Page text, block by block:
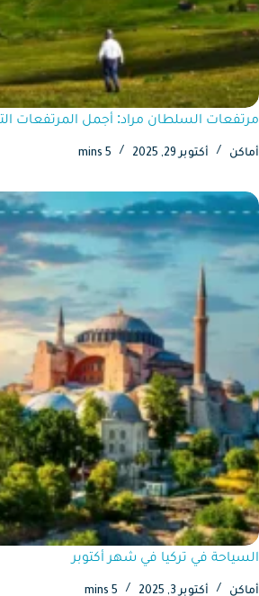
مرتفعات السلطان مراد: أجمل المرتفعات
أماكن أكتوبر 29, 2025 5 mins
السياحة في تركيا في شهر أكتوبر
أماكن أكتوبر 3, 2025 5 mins